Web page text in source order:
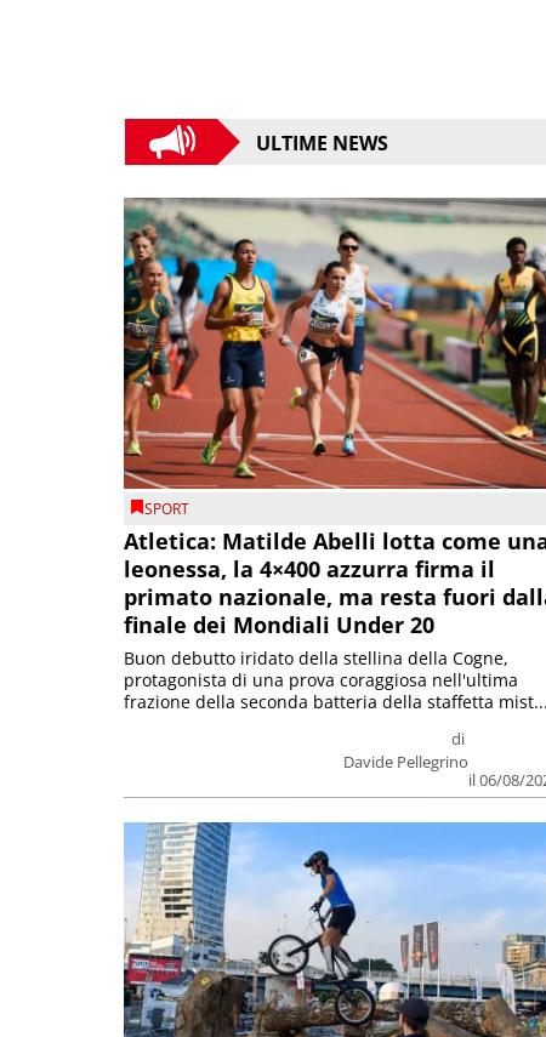
ULTIME NEWS
SPORT
Atletica: Matilde Abelli lotta come
leonessa, la 4×400 azzurra firma il
primato nazionale, ma resta fuori
finale dei Mondiali Under 20
di
Davide Pellegrino
il 06/08/
Buon debutto iridato della stellina della Cogne,
protagonista di una prova coraggiosa nell'ultima
frazione della seconda batteria della staffetta mist...